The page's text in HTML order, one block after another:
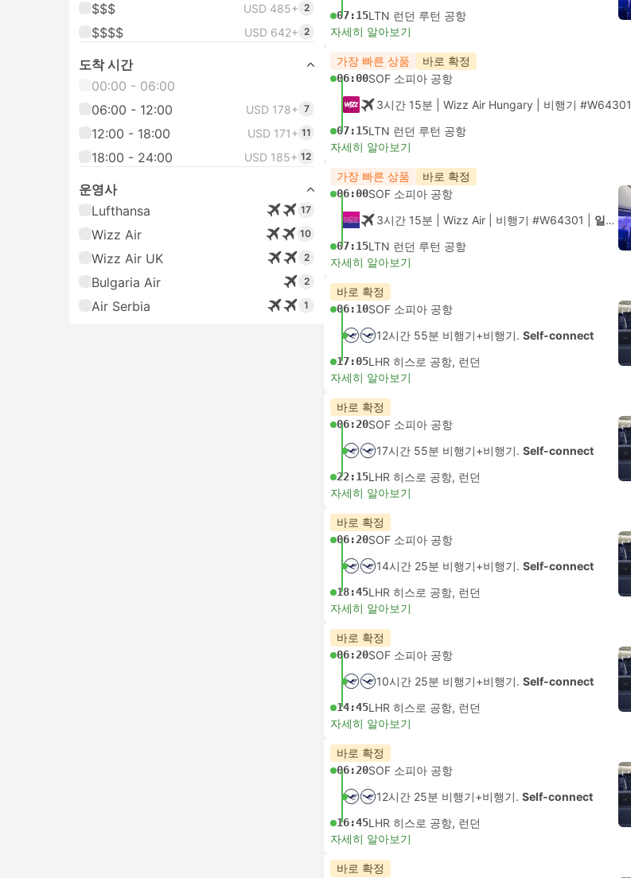
$$$ USD 485+ 2
$$$$ USD 642+ 2
도착 시간
00:00 - 06:00
06:00 - 12:00
USD 178+ 7
12:00 - 18:00 USD 171+ 11
18:00 - 24:00 USD 185+ 12
운영사
Lufthansa
17
Wizz Air 10
Wizz Air UK 2
Bulgaria Air 2
Air Serbia 1
07:15LTN 런던 루턴 공항
자세히 알아보기
가장 빠른 상품 바로 확정
06:00SOF 소피아 공항
3시간 15분 | Wizz Air Hungary 비행기 #W64301
07:15LTN 런던 루턴 공항
자세히 알아보기
가장 빠른 상품 바로 확정
06:00SOF 소피아 공항
3시간 15분 | Wizz Air 비행기 #W64301 일반석
07:15LTN 런던 루턴 공항
자세히 알아보기
바로 확정
06:10SOF 소피아 공항
12시간 55분 비행기+비행기. Self-connect
17:05LHR 히스로 공항, 런던
자세히 알아보기
바로 확정
06:20SOF 소피아 공항
17시간 55분 비행기+비행기. Self-connect
22:15LHR 히스로 공항, 런던
자세히 알아보기
바로 확정
06:20SOF 소피아 공항
14시간 25분 비행기+비행기. Self-connect
18:45LHR 히스로 공항, 런던
자세히 알아보기
바로 확정
06:20SOF 소피아 공항
10시간 25분 비행기+비행기. Self-connect
14:45LHR 히스로 공항, 런던
자세히 알아보기
바로 확정
06:20SOF 소피아 공항
12시간 25분 비행기+비행기. Self-connect
16:45LHR 히스로 공항, 런던
자세히 알아보기
바로 확정